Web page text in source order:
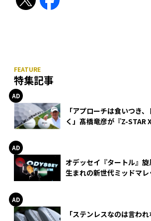
特集記事
「アプローチは食いつき
く」髙橋竜彦が『Z-STAR
オデッセイ『タートル』
生まれの新世代ミッドマ
「ステンレスなのは言わ